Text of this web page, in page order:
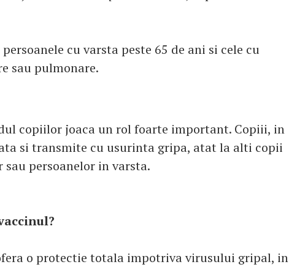
cu varsta peste 65 de ani si cele cu
sau pulmonare.
copiilor joaca un rol foarte important. Copiii, in
si transmite cu usurinta gripa, atat la alti copii
persoanelor in varsta.
o protectie totala impotriva virusului gripal, in